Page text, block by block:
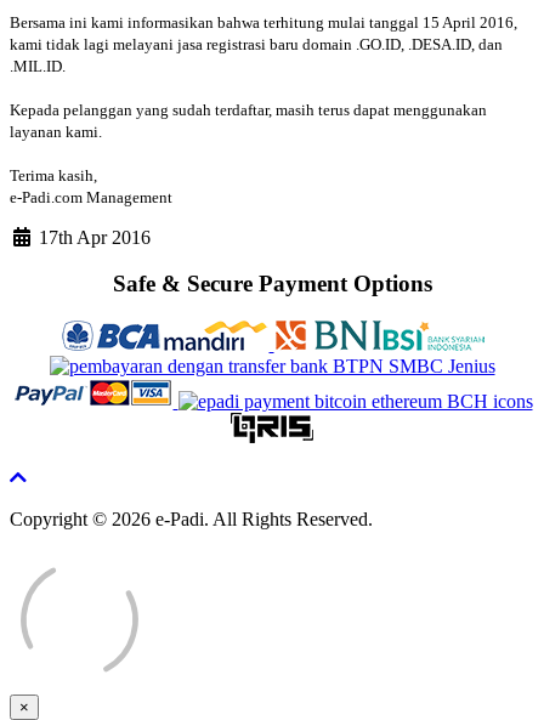
Bersama ini kami informasikan bahwa terhitung mulai tanggal 15 April 2016,
kami tidak lagi melayani jasa registrasi baru domain .GO.ID, .DESA.ID, dan
.MIL.ID.
Kepada pelanggan yang sudah terdaftar, masih terus dapat menggunakan
layanan kami.
Terima kasih,
e-Padi.com Management
17th Apr 2016
Safe & Secure Payment Options
Copyright © 2026 e-Padi. All Rights Reserved.
×